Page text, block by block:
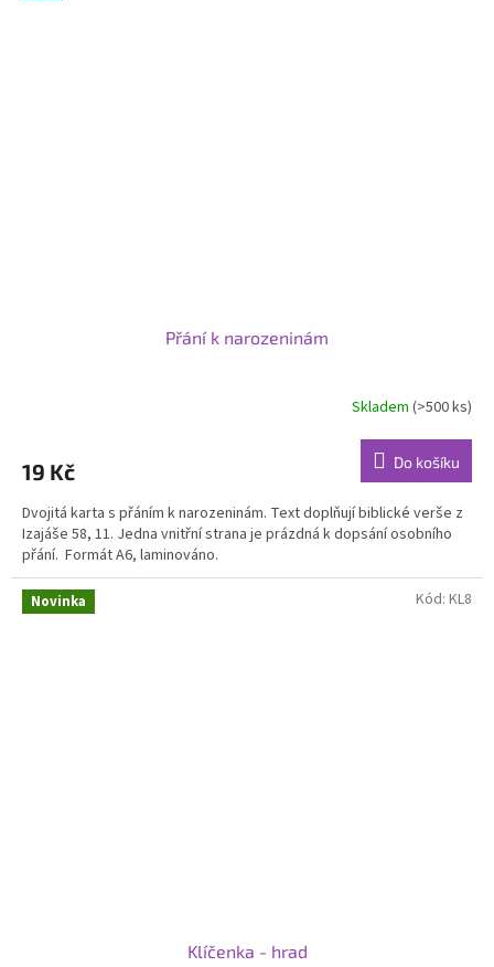
Přání k narozeninám
je
z
5
hvězdiček.
Skladem(>500 ks)
19 Kč Do košíku
Dvojitá karta s přáním k narozeninám. Text doplňují biblické verše z
Izajáše 58, 11. Jedna vnitřní strana je prázdná k dopsání osobního
přání. Formát A6, laminováno.
Novinka
Klíčenka - hrad
Kód: KL8